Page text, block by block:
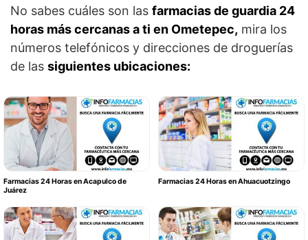
No sabes cuáles son las farmacias de guardia 24
horas más cercanas a ti en Ometepec, mira los
números telefónicos y direcciones de droguerías
de las siguientes ubicaciones:
Farmacias 24 Horas en Acapulco de
Juárez
Farmacias 24 Horas en Ahuacuotzingo